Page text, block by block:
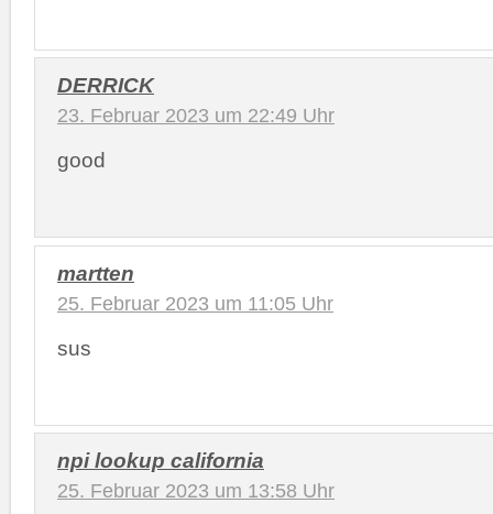
DERRICK
23. Februar 2023 um 22:49 Uhr
good
martten
25. Februar 2023 um 11:05 Uhr
sus
npi lookup california
25. Februar 2023 um 13:58 Uhr